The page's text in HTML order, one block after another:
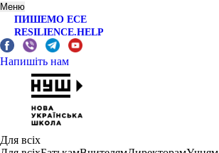
Меню
ПИШЕМО ЕСЕ
RESILIENCE.HELP
Напишіть нам
Для всіх